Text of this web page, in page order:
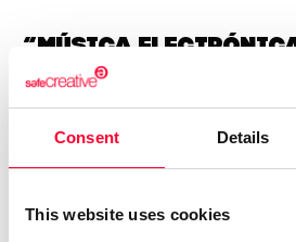
Consent Details
This website uses cookies
“Música electrónica
sinfónica y potente.
son así, aunque
gusta la guitarra
que algún tema es